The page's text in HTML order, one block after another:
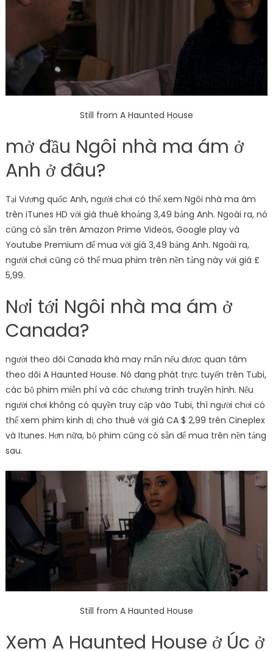
Still from A Haunted House
mở đầu Ngôi nhà ma ám ở
Anh ở đâu?
Tại Vương quốc Anh, người chơi có thể xem Ngôi nhà ma ám
trên iTunes HD với giá thuê khoảng 3,49 bảng Anh. Ngoài ra, nó
cũng có sẵn trên Amazon Prime Videos, Google play và
Youtube Premium để mua với giá 3,49 bảng Anh. Ngoài ra,
người chơi cũng có thể mua phim trên nền tảng này với giá £
5,99.
Nơi tới Ngôi nhà ma ám ở
Canada?
người theo dõi Canada khá may mắn nếu được quan tâm
theo dõi A Haunted House. Nó đang phát trực tuyến trên Tubi,
các bộ phim miễn phí và các chương trình truyền hình. Nếu
người chơi không có quyền truy cập vào Tubi, thì người chơi có
thể xem phim kinh dị cho thuê với giá CA $ 2,99 trên Cineplex
và Itunes. Hơn nữa, bộ phim cũng có sẵn để mua trên nền tảng
sau.
Still from A Haunted House
Xem A Haunted House ở Úc ở